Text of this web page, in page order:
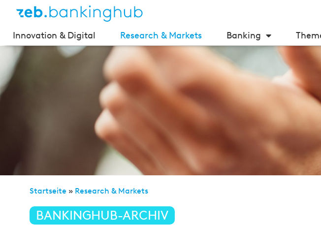
Innovation & Digital Research & Markets Banking
Startseite » Research & Markets
BANKINGHUB-ARCHIV